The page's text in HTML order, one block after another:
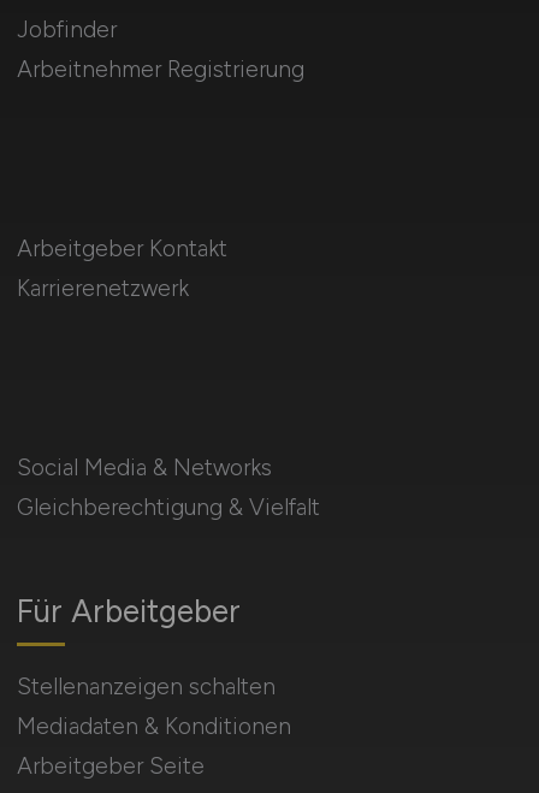
Jobfinder
Arbeitnehmer Registrierung
Social Media & Networks
Gleichberechtigung & Vielfalt
Für Arbeitgeber
Stellenanzeigen schalten
Mediadaten & Konditionen
Arbeitgeber Seite
Arbeitgeber Kontakt
Karrierenetzwerk